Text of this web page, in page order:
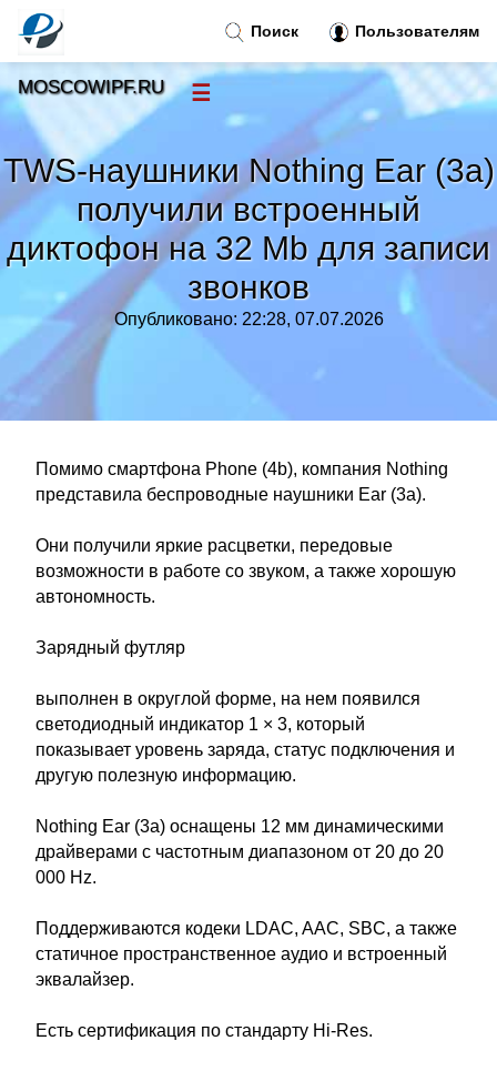
TWS-наушники Nothing Ear (3a)
получили встроенный
диктофон на 32 Mb для записи
звонков
Опубликовано: 22:28, 07.07.2026
Помимо смартфона Phone (4b), компания Nothing
представила беспроводные наушники Ear (3a).
Они получили яркие расцветки, передовые
возможности в работе со звуком, а также хорошую
автономность.
Зарядный футляр
выполнен в округлой форме, на нем появился
светодиодный индикатор 1 × 3, который
показывает уровень заряда, статус подключения и
другую полезную информацию.
Nothing Ear (3a) оснащены 12 мм динамическими
драйверами с частотным диапазоном от 20 до 20
000 Hz.
Поддерживаются кодеки LDAC, AAC, SBC, а также
статичное пространственное аудио и встроенный
эквалайзер.
Есть сертификация по стандарту Hi-Res.
Поиск Пользователям
MOSCOWIPF.RU ☰
Тренды новостей »
Рубрики»
Правила »